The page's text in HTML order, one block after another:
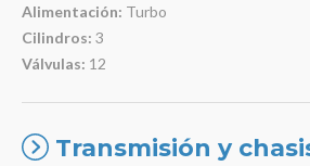
Alimentación: Turbo
Cilindros: 3
Válvulas: 12
Transmisión y